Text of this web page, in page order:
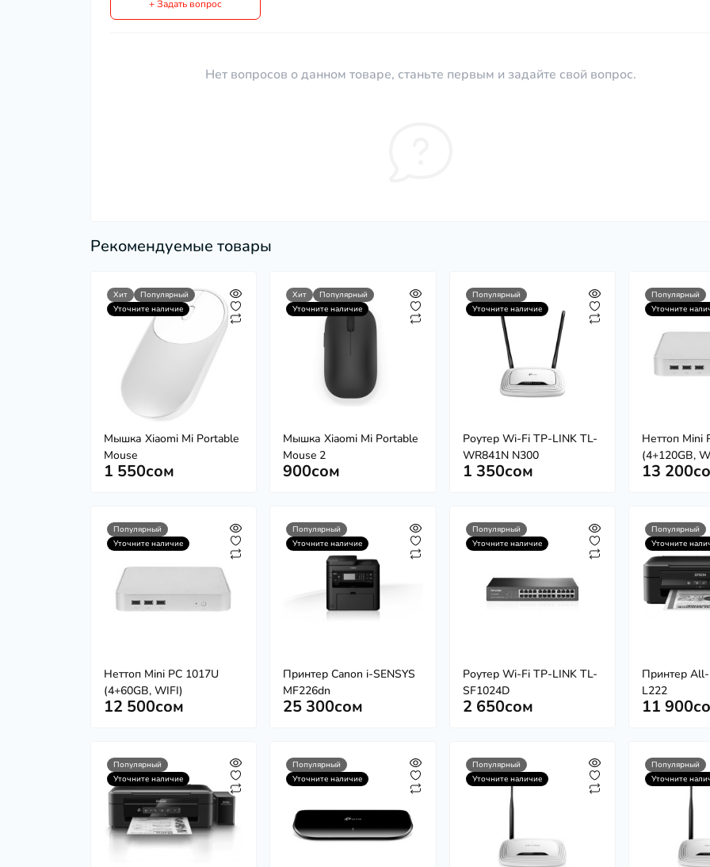
+ Задать вопрос
Нет вопросов о данном товаре, станьте первым и задайте свой вопрос.
Рекомендуемые товары
Хит
Популярный
Уточните наличие
Мышка Xiaomi Mi Portable
Mouse
1 550сом
Хит
Популярный
Уточните наличие
Мышка Xiaomi Mi Portable
Mouse 2
900сом
Популярный
Уточните наличие
Роутер Wi-Fi TP-LINK TL-
WR841N N300
1 350сом
Популярный
Уточните
Неттоп Mini
(4+120GB,
13
Популярный
Уточните наличие
Неттоп Mini PC 1017U
(4+60GB, WIFI)
12 500сом
Популярный
Уточните наличие
Принтер Canon i-SENSYS
MF226dn
25 300сом
Популярный
Уточните наличие
Роутер Wi-Fi TP-LINK TL-
SF1024D
2 650сом
Популярный
Уточните
Принтер
L222
11
Популярный
Уточните наличие
Популярный
Уточните наличие
Популярный
Уточните наличие
Популярный
Уточните